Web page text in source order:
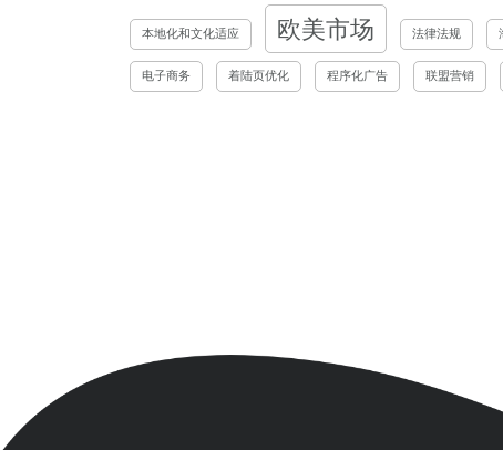
本地化和文化适应 欧美市场 法律法规
电子商务 着陆页优化 程序化广告 联盟营销